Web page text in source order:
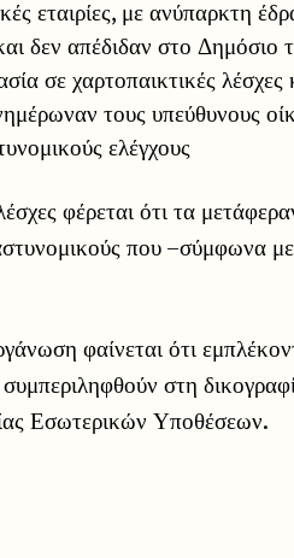
εταιρίες, με ανύπαρκτη
δεν απέδιδαν στο
σε χαρτοπαικτικές
τους υπεύθυνους
ελέγχους
φέρεται ότι τα
που –σύμφωνα
φαίνεται ότι
συμπεριληφθούν στη
Εσωτερικών Υποθέσεων.